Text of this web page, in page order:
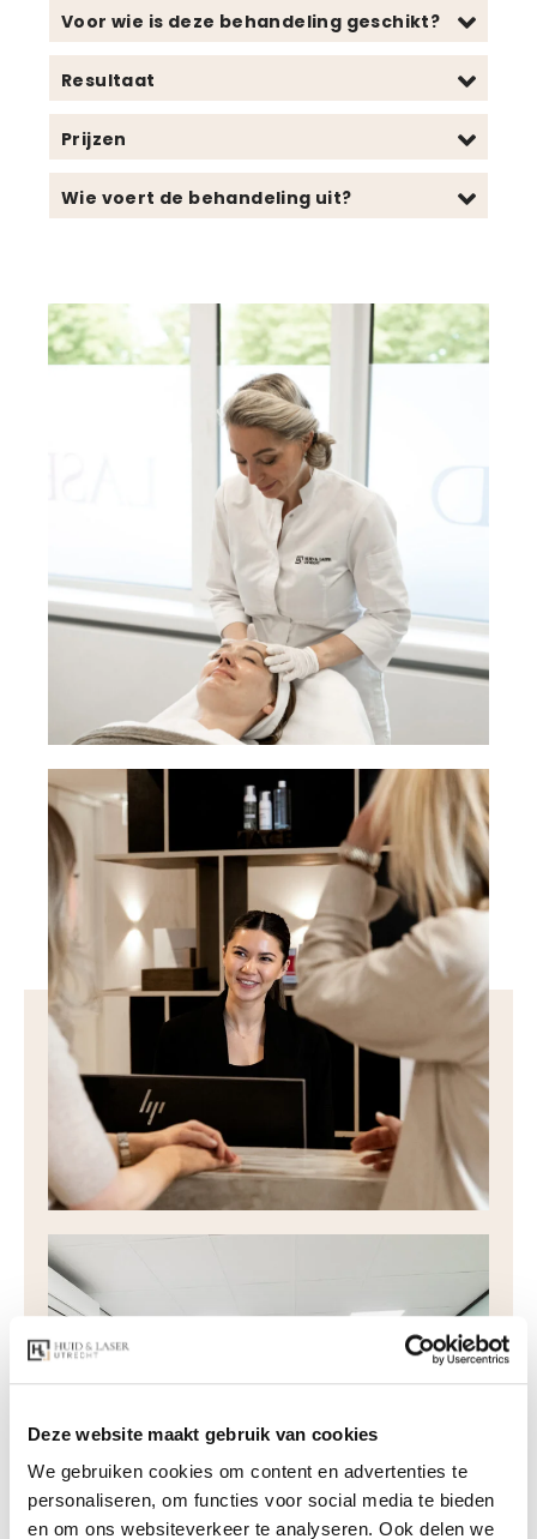
Deze website maakt gebruik van cookies
We gebruiken cookies om content en advertenties te
personaliseren, om functies voor social media te bieden
en om ons websiteverkeer te analyseren. Ook delen we
Voor wie is deze behandeling geschikt?
Resultaat
Prijzen
Wie voert de behandeling uit?